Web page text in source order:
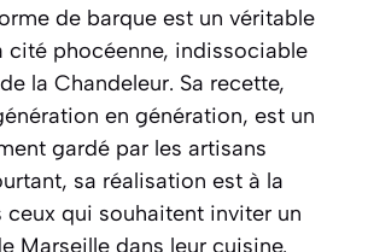
de barque est un véritable
cité phocéenne, indissociable
la Chandeleur. Sa recette,
en génération, est un
gardé par les artisans
sa réalisation est à la
ceux qui souhaitent inviter un
Marseille dans leur cuisine.